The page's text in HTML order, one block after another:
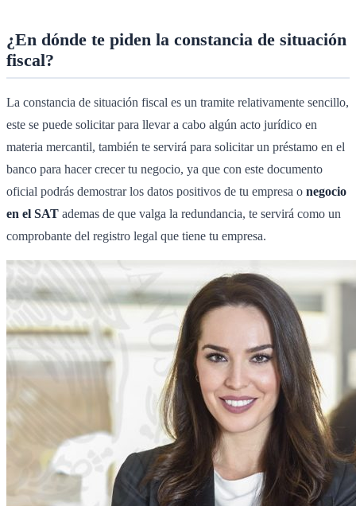
¿En dónde te piden la constancia de situación
fiscal?
La constancia de situación fiscal es un tramite relativamente sencillo,
este se puede solicitar para llevar a cabo algún acto jurídico en
materia mercantil, también te servirá para solicitar un préstamo en el
banco para hacer crecer tu negocio, ya que con este documento
oficial podrás demostrar los datos positivos de tu empresa o negocio
en el SAT ademas de que valga la redundancia, te servirá como un
comprobante del registro legal que tiene tu empresa.